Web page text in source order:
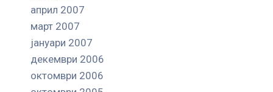
април 2007
март 2007
јануари 2007
декември 2006
октомври 2006